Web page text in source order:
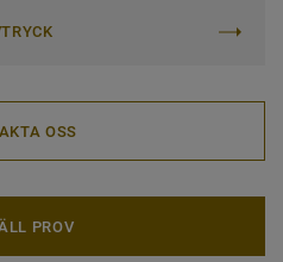
OSS
PROV